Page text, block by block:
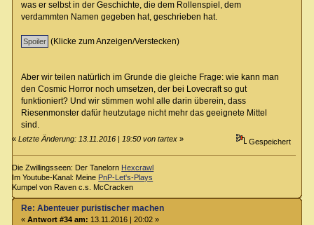
was er selbst in der Geschichte, die dem Rollenspiel, dem
verdammten Namen gegeben hat, geschrieben hat.
(Klicke zum Anzeigen/Verstecken)
Aber wir teilen natürlich im Grunde die gleiche Frage: wie kann man
den Cosmic Horror noch umsetzen, der bei Lovecraft so gut
funktioniert? Und wir stimmen wohl alle darin überein, dass
Riesenmonster dafür heutzutage nicht mehr das geeignete Mittel
sind.
«Letzte Änderung: 13.11.2016 | 19:50 von tartex » Gespeichert
Die Zwillingsseen: Der Tanelorn Hexcrawl
Im Youtube-Kanal: Meine PnP-Let's-Plays
Kumpel von Raven c.s. McCracken
Re: Abenteuer puristischer machen
« Antwort #34 am: 13.11.2016 | 20:02 »